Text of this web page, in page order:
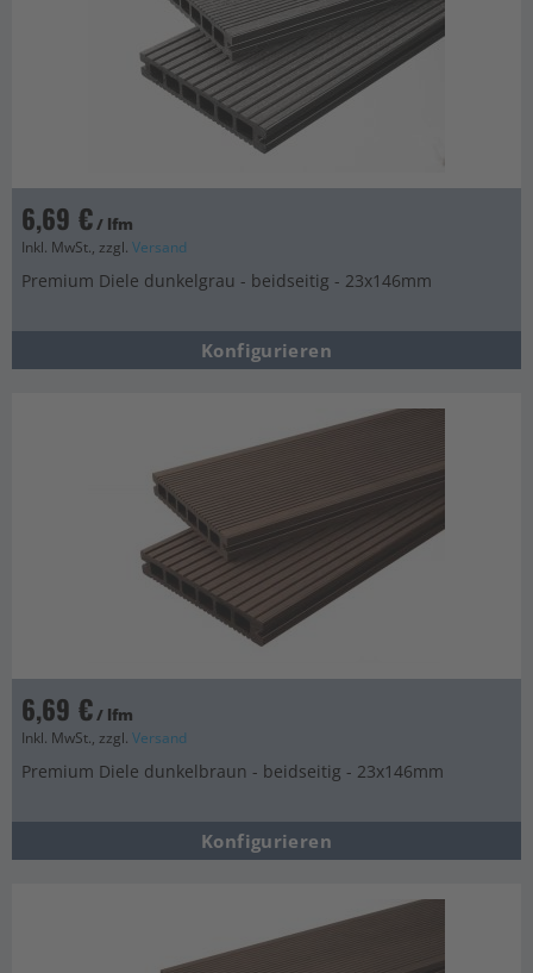
6,69 €/ lfm
Inkl. MwSt., zzgl. Versand
Premium Diele dunkelgrau - beidseitig - 23x146mm
Konfigurieren
6,69 €/ lfm
Inkl. MwSt., zzgl. Versand
Premium Diele dunkelbraun - beidseitig - 23x146mm
Konfigurieren